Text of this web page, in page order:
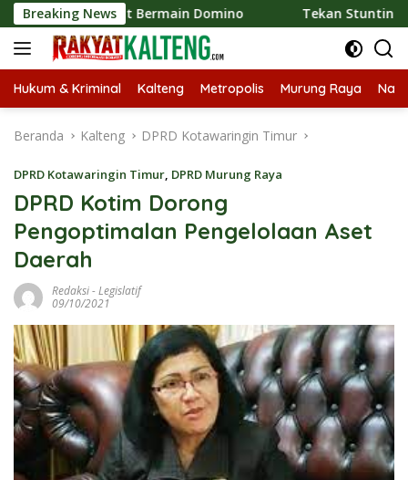
Langsung
ke
konten
Breaking News
Ikut Bermain Domino Tekan Stunting, Heriyus
Hukum & Kriminal Kalteng Metropolis Murung Raya
Beranda Kalteng DPRD Kotawaringin Timur
DPRD Kotawaringin Timur, DPRD Murung Raya
DPRD Kotim Dorong
Pengoptimalan Pengelolaan Aset
Daerah
Redaksi-Legislatif
09/10/2021